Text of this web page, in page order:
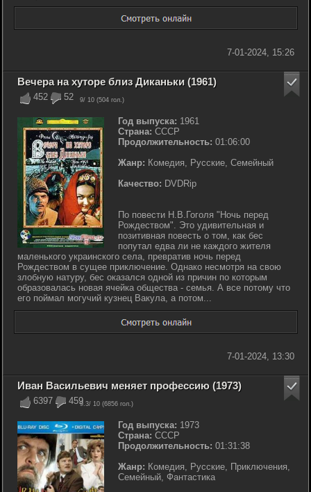
7-01-2024, 15:26
452 52 9/ 10 (504 гол.)
Вечера на хуторе близ Диканьки (1961)
Год выпуска: 1961
Страна: СССР
Продолжительность: 01:06:00
Жанр: Комедия, Русские, Семейный
Качество: DVDRip
По повести Н.В.Гоголя "Ночь перед
Рождеством". Это удивительная и
позитивная повесть о том, как бес
попутал едва ли не каждого жителя
маленького украинского села, превратив ночь перед
Рождеством в сущее приключение. Однако несмотря на свою
злобную натуру, бес оказался одной из причин по которым
образовалась новая ячейка общества - семья. А все потому что
его поймал могучий кузнец Вакула, а потом...
7-01-2024, 13:30
6397 4599.3/ 10 (6856 гол.)
Иван Васильевич меняет профессию (1973)
Год выпуска: 1973
Страна: СССР
Продолжительность: 01:31:38
Жанр: Комедия, Русские, Приключения,
Семейный, Фантастика